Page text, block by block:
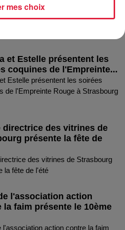
présente le festival Festimania !
et Estelle présentent les
coquines de l'Empreinte...
Estelle présentent les soirées
de l'Empreinte Rouge à Strasbourg
directrice des vitrines de
présente la fête de
des vitrines de Strasbourg
la fête de l'été
l'association action
la faim présente le 10ème
l'association action contre la faim
mes choix